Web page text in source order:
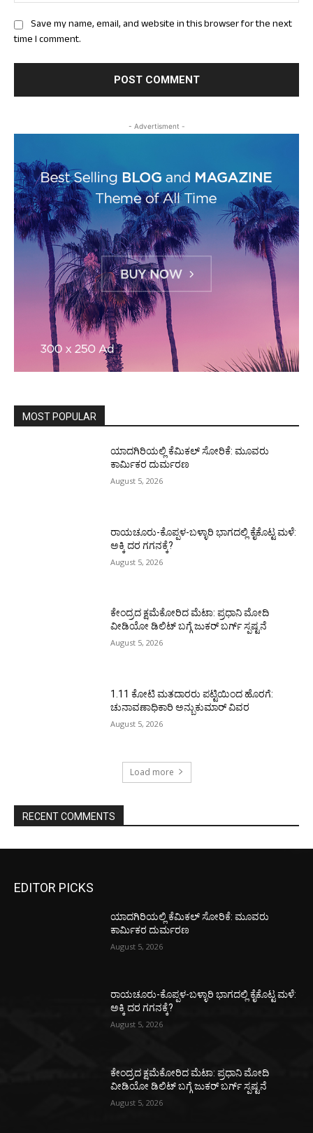
Save my name, email, and website in this browser for the next
time I comment.
- Advertisment -
MOST POPULAR
ಯಾದಗಿರಿಯಲ್ಲಿ ಕೆಮಿಕಲ್ ಸೋರಿಕೆ: ಮೂವರು
ಕಾರ್ಮಿಕರ ದುರ್ಮರಣ
August 5, 2026
ರಾಯಚೂರು-ಕೊಪ್ಪಳ-ಬಳ್ಳಾರಿ ಭಾಗದಲ್ಲಿ ಕೈಕೊಟ್ಟ ಮಳೆ:
ಅಕ್ಕಿ ದರ ಗಗನಕ್ಕೆ?
August 5, 2026
ಕೇಂದ್ರದ ಕ್ಷಮೆಕೋರಿದ ಮೆಟಾ: ಪ್ರಧಾನಿ ಮೋದಿ
ವೀಡಿಯೋ ಡಿಲಿಟ್ ಬಗ್ಗೆ ಜುಕರ್ ಬರ್ಗ್ ಸ್ಪಷ್ಟನೆ
August 5, 2026
1.11 ಕೋಟಿ ಮತದಾರರು ಪಟ್ಟಿಯಿಂದ ಹೊರಗೆ:
ಚುನಾವಣಾಧಿಕಾರಿ ಅನ್ಬುಕುಮಾರ್ ವಿವರ
August 5, 2026
Load more
RECENT COMMENTS
EDITOR PICKS
ಯಾದಗಿರಿಯಲ್ಲಿ ಕೆಮಿಕಲ್ ಸೋರಿಕೆ: ಮೂವರು
ಕಾರ್ಮಿಕರ ದುರ್ಮರಣ
August 5, 2026
ರಾಯಚೂರು-ಕೊಪ್ಪಳ-ಬಳ್ಳಾರಿ ಭಾಗದಲ್ಲಿ ಕೈಕೊಟ್ಟ ಮಳೆ:
ಅಕ್ಕಿ ದರ ಗಗನಕ್ಕೆ?
August 5, 2026
ಕೇಂದ್ರದ ಕ್ಷಮೆಕೋರಿದ ಮೆಟಾ: ಪ್ರಧಾನಿ ಮೋದಿ
ವೀಡಿಯೋ ಡಿಲಿಟ್ ಬಗ್ಗೆ ಜುಕರ್ ಬರ್ಗ್ ಸ್ಪಷ್ಟನೆ
August 5, 2026